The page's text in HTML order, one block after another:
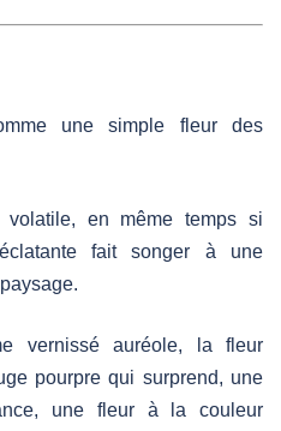
une simple fleur des
en même temps si
fait songer à une
vernissé auréole, la fleur
pourpre qui surprend, une
une fleur à la couleur